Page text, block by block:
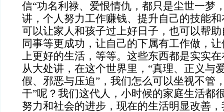
信“功名利禄、爱恨情仇，都只是尘世一梦
讲，个人努力工作赚钱、提升自己的技能
可以让家人和孩子过上好日子，也可以帮
同事等更成功，让自己的下属有工作做，
上更好的生活，等等。这些东西都是实实
从大处讲，在这个世界里，“真理、正义与
假、邪恶与压迫”，我们怎么可以坐视不管
干”呢？我们这代人，小时候的家庭生活都
努力和社会的进步，现在的生活明显改善